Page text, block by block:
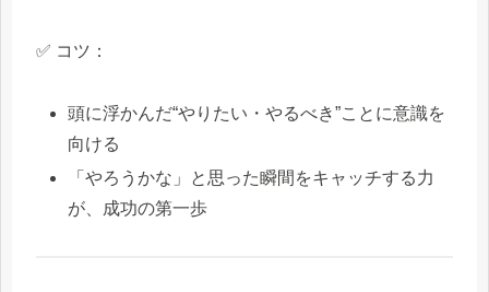
✅ コツ：
頭に浮かんだ“やりたい・やるべき”ことに意識を
向ける
「やろうかな」と思った瞬間をキャッチする力
が、成功の第一歩